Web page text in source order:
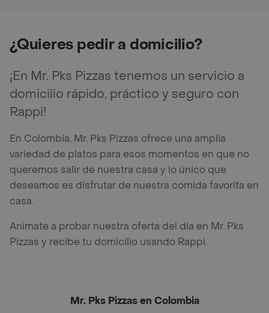
¿Quieres pedir a domicilio?
¡En Mr. Pks Pizzas tenemos un servicio a
domicilio rápido, práctico y seguro con
Rappi!
En Colombia, Mr. Pks Pizzas ofrece una amplia
variedad de platos para esos momentos en que no
queremos salir de nuestra casa y lo único que
deseamos es disfrutar de nuestra comida favorita en
casa.
Anímate a probar nuestra oferta del día en Mr. Pks
Pizzas y recibe tu domicilio usando Rappi.
Mr. Pks Pizzas en Colombia